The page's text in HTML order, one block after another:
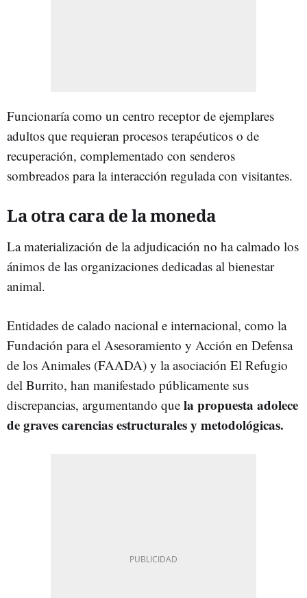
Funcionaría como un centro receptor de ejemplares
adultos que requieran procesos terapéuticos o de
recuperación, complementado con senderos
sombreados para la interacción regulada con visitantes.
La otra cara de la moneda
La materialización de la adjudicación no ha calmado los
ánimos de las organizaciones dedicadas al bienestar
animal.
Entidades de calado nacional e internacional, como la
Fundación para el Asesoramiento y Acción en Defensa
de los Animales (FAADA) y la asociación El Refugio
del Burrito, han manifestado públicamente sus
discrepancias, argumentando que la propuesta adolece
de graves carencias estructurales y metodológicas.